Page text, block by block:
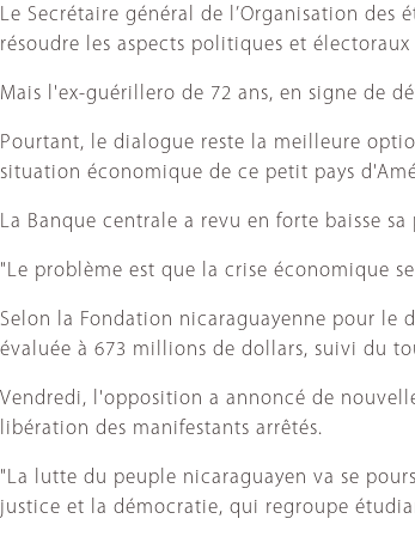
Le Secrétaire général de l’Organisation
résoudre les aspects politiques et
Mais l'ex-guérillero de 72 ans, en signe de
Pourtant, le dialogue reste la meilleure
situation économique de ce petit pays
La Banque centrale a revu en forte baisse
"Le problème est que la crise économique
Selon la Fondation nicaraguayenne pour le
évaluée à 673 millions de dollars, suivi du
Vendredi, l'opposition a annoncé de
libération des manifestants arrêtés.
"La lutte du peuple nicaraguayen va se
justice et la démocratie, qui regroupe